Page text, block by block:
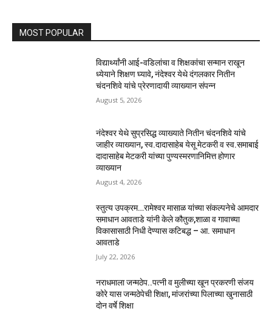
MOST POPULAR
विद्यार्थ्यांनी आई-वडिलांचा व शिक्षकांचा सन्मान राखून
ध्येयाने शिक्षण घ्यावे, नंदेश्वर येथे दंगलकार नितीन
चंदनशिवे यांचे प्रेरणादायी व्याख्यान संपन्न
August 5, 2026
नंदेश्वर येथे सुप्रसिद्ध व्याख्याते नितीन चंदनशिवे यांचे
जाहीर व्याख्यान, स्व.दादासाहेब येसू मेटकरी व स्व.समाबाई
दादासाहेब मेटकरी यांच्या पुण्यस्मरणानिमित्त होणार
व्याख्यान
August 4, 2026
स्तुत्य उपक्रम…रामेश्वर मासाळ यांच्या संकल्पनेचे आमदार
समाधान आवताडे यांनी केले कौतुक,शाळा व गावाच्या
विकासासाठी निधी देण्यास कटिबद्ध – आ. समाधान
आवताडे
July 22, 2026
नराधमाला जन्मठेप..पत्नी व मुलीच्या खून प्रकरणी संजय
कोरे यास जन्मठेपेची शिक्षा, मांजरांच्या पिलाच्या खुनासाठी
दोन वर्षे शिक्षा